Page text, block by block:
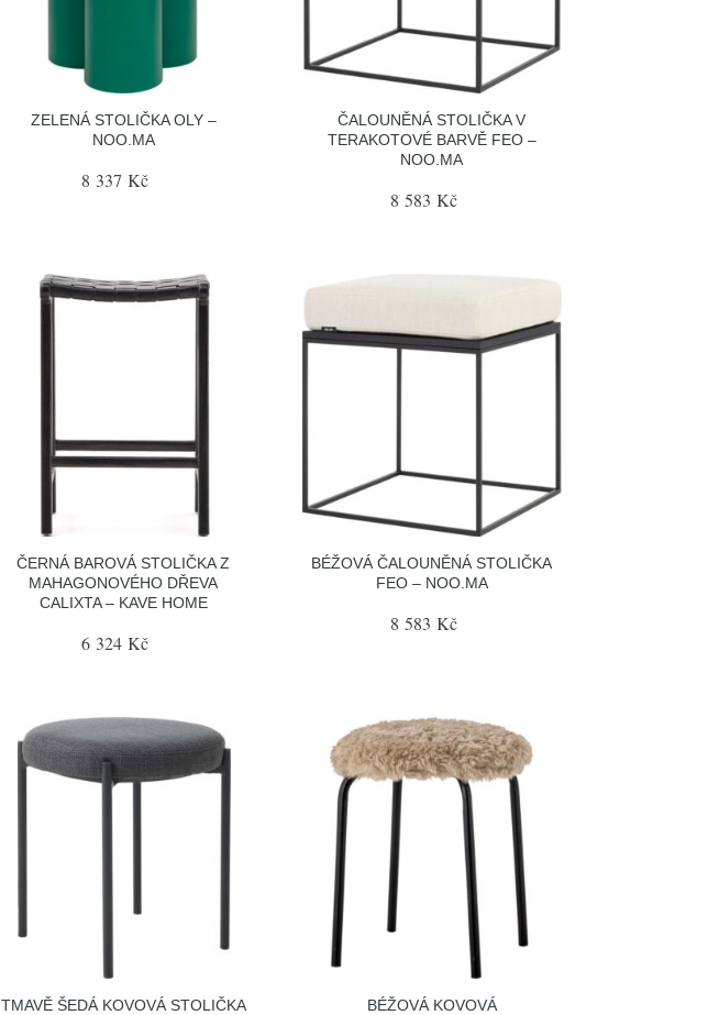
ZELENÁ STOLIČKA OLY –
NOO.MA
8 337 Kč
ČALOUNĚNÁ STOLIČKA V
TERAKOTOVÉ BARVĚ FEO –
NOO.MA
8 583 Kč
ČERNÁ BAROVÁ STOLIČKA Z
MAHAGONOVÉHO DŘEVA
CALIXTA – KAVE HOME
6 324 Kč
BÉŽOVÁ ČALOUNĚNÁ STOLIČKA
FEO – NOO.MA
8 583 Kč
TMAVĚ ŠEDÁ KOVOVÁ STOLIČKA
BÉŽOVÁ KOVOVÁ